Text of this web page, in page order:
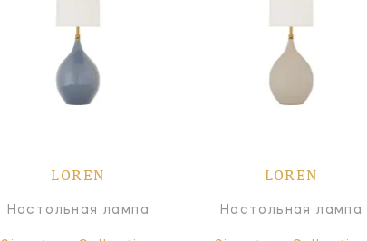
LOREN
Настольная лампа
LOREN
Настольная лампа